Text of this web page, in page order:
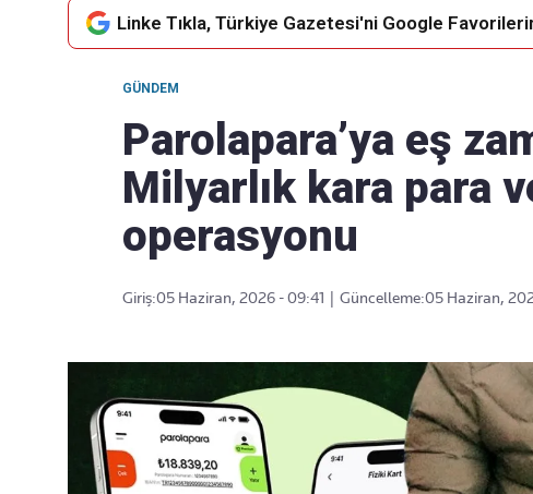
akışımıza ulaşın
Linke Tıkla, Türkiye Gazetesi'ni Google
GÜNDEM
Parolapara’ya eş
Milyarlık kara para
operasyonu
Giriş:05 Haziran, 2026 - 09:41 Güncelleme:05 Haziran,